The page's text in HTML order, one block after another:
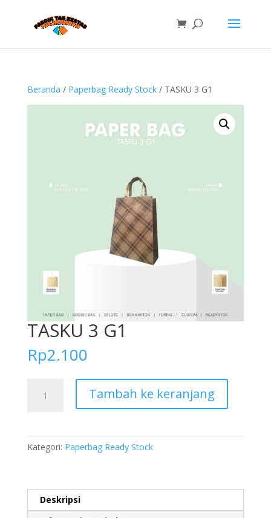
Beranda / Paperbag Ready Stock/ TASKU 3 G1
TASKU 3 G1
Rp2.100
TASKU
Tambah ke keranjang
Kategori: Paperbag Ready Stock
Deskripsi